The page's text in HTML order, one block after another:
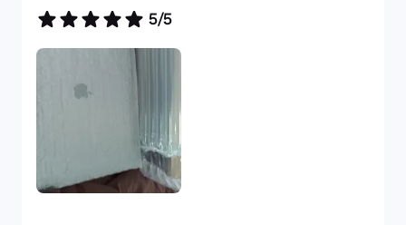
5/5